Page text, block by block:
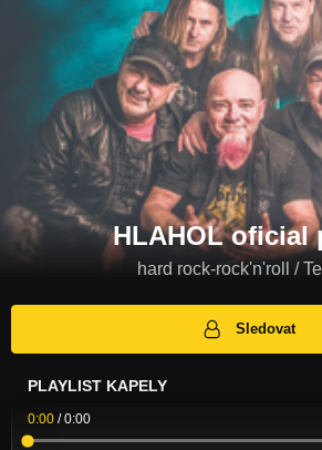
HLAHOL oficial
hard rock-rock'n'roll /
Sledovat
PLAYLIST KAPELY
0:00 /0:00